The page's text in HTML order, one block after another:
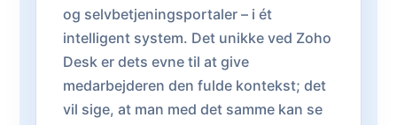
og selvbetjeningsportaler – i ét
intelligent system. Det unikke ved Zoho
Desk er dets evne til at give
medarbejderen den fulde kontekst; det
vil sige, at man med det samme kan se